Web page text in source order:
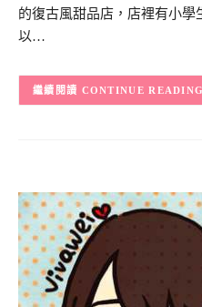
的復古風甜品店，店裡有小
以…
CONTINUE READING